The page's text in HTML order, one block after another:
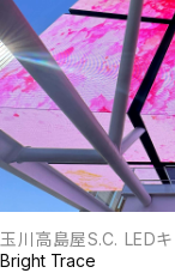
玉川高島屋S.C. LED
Bright Trace